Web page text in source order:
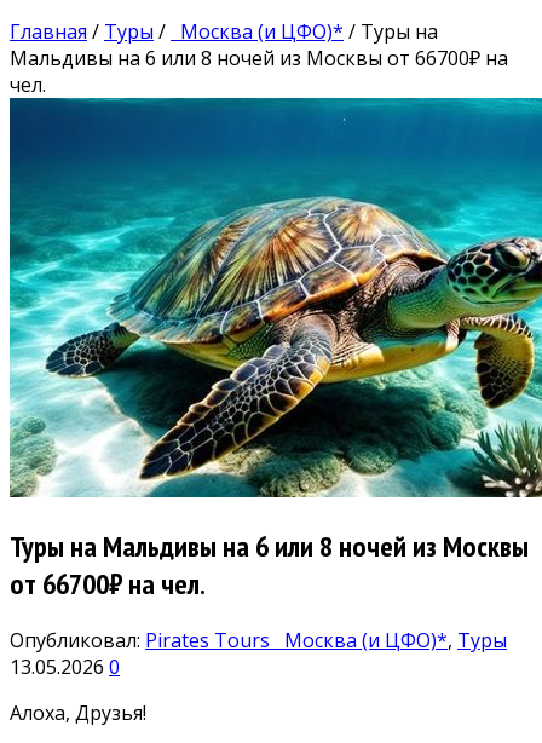
Главная / Туры / Москва (и ЦФО)* / Туры на
Мальдивы на 6 или 8 ночей из Москвы от 66700₽ на
чел.
Туры на Мальдивы на 6 или 8 ночей из Москвы
от 66700₽ на чел.
Опубликовал: Pirates Tours Москва (и ЦФО)*, Туры
13.05.2026 0
Алоха, Друзья!